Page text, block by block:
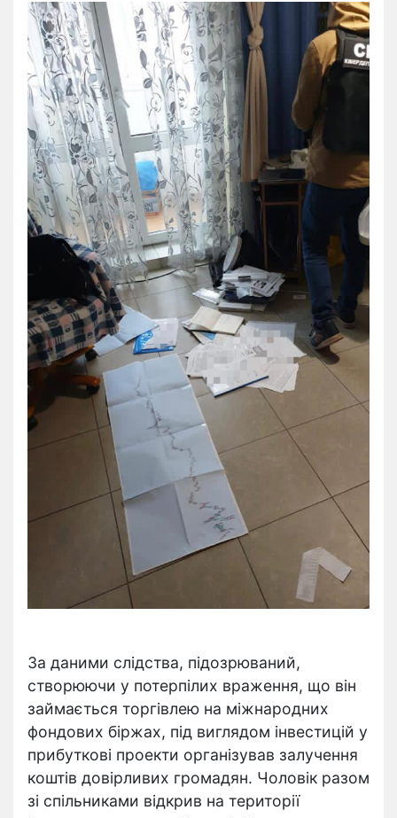
За даними слідства, підозрюваний,
створюючи у потерпілих враження, що він
займається торгівлею на міжнародних
фондових біржах, під виглядом інвестицій у
прибуткові проекти організував залучення
коштів довірливих громадян. Чоловік разом
зі спільниками відкрив на території